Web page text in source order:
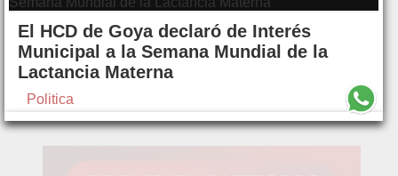
El HCD de Goya declaró de Interés
Municipal a la Semana Mundial de la
Lactancia Materna
Politica